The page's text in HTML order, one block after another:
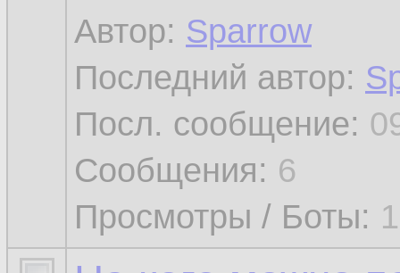
Автор: Sparrow
Последний автор:
Посл. сообщение:
Сообщения: 6
Просмотры / Боты: